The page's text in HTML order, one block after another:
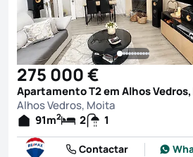
275 000 €
Apartamento T2 em Alhos
Alhos Vedros, Moita
91m2 2 1
Contactar